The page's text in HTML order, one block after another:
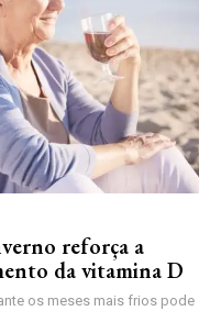
reforça a
da vitamina D
os meses mais frios pode